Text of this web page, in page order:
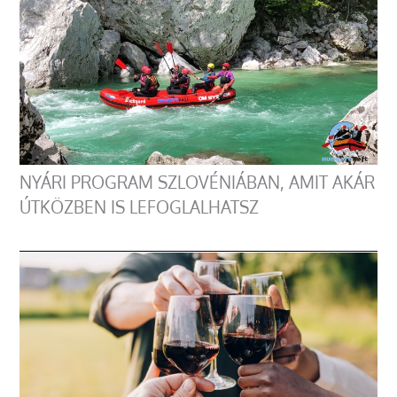
NYÁRI PROGRAM SZLOVÉNIÁBAN, AMIT AKÁR
ÚTKÖZBEN IS LEFOGLALHATSZ